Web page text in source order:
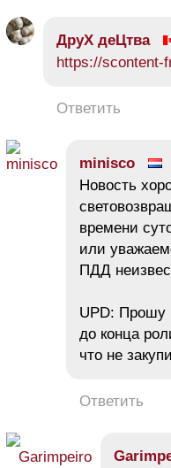
ДруХ деЦтва
https://
Ответить
minisco
Новость
времени
или
ПДД
UPD: Прошу
до конца
что не
Ответить